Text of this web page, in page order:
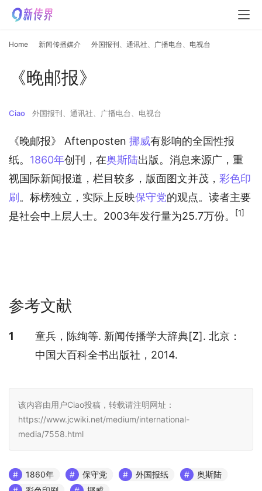
Home 新闻传播媒介 外国报刊、通讯社、广播电台、电视台
《晚邮报》
Ciao 外国报刊、通讯社、广播电台、电视台
《晚邮报》 Aftenposten 挪威有影响的全国性报
纸。 1860年创刊，在奥斯陆出版。消息来源广，重
视国际新闻报道，栏目较多，版面图文并茂， 彩色印
刷 。标榜独立，实际上反映保守党的观点。读者主要
是社会中上层人士。2003年发行量为25.7万份。
[1]
参考文献
参考文献
1
童兵，陈绚等. 新闻传播学大辞典[Z]. 北京：
中国大百科全书出版社，2014.
该内容由用户Ciao投稿，转载请注明网址：
https://www.jcwiki.net/medium/international-
media/7558.html
1860年 保守党 外国报纸
奥斯陆